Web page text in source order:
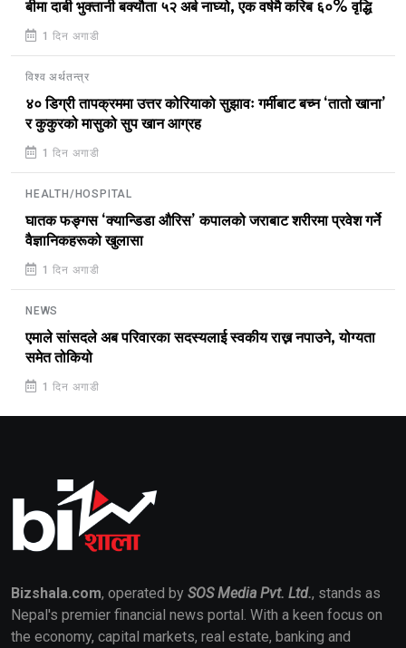
बीमा दाबी भुक्तानी बक्यौता ५२ अर्ब नाघ्यो, एक वर्षमै करिब ६०% वृद्धि
1 दिन अगाडी
विश्व अर्थतन्त्र
४० डिग्री तापक्रममा उत्तर कोरियाको सुझावः गर्मीबाट बच्न ‘तातो खाना’
र कुकुरको मासुको सुप खान आग्रह
1 दिन अगाडी
HEALTH/HOSPITAL
घातक फङ्गस ‘क्यान्डिडा औरिस’ कपालको जराबाट शरीरमा प्रवेश गर्ने
वैज्ञानिकहरूको खुलासा
1 दिन अगाडी
NEWS
एमाले सांसदले अब परिवारका सदस्यलाई स्वकीय राख्न नपाउने, योग्यता
समेत तोकियो
1 दिन अगाडी
Bizshala.com, operated by SOS Media Pvt. Ltd., stands as
Nepal's premier financial news portal. With a keen focus on
the economy, capital markets, real estate, banking and